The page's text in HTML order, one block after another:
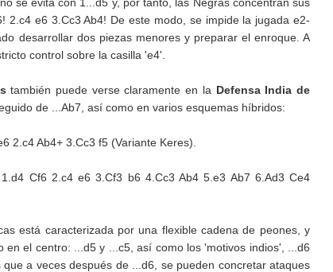
2.c4 e6 3.Cc3 Ab4! De este modo, se impide la jugada e2-
desarrollar dos piezas menores y preparar el enroque. A
control sobre la casilla 'e4'.
también puede verse claramente en la Defensa India de
de ...Ab7, así como en varios esquemas híbridos:
2.c4 Ab4+ 3.Cc3 f5 (Variante Keres).
Cf6 2.c4 e6 3.Cf3 b6 4.Cc3 Ab4 5.e3 Ab7 6.Ad3 Ce4
está caracterizada por una flexible cadena de peones, y
en el centro: ...d5 y ...c5, así como los 'motivos indios', ...d6
a veces después de ...d6, se pueden concretar ataques